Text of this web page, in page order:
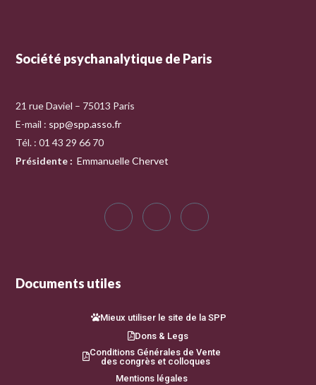
Société psychanalytique de Paris
21 rue Daviel – 75013 Paris
E-mail : spp@spp.asso.fr
Tél. : 01 43 29 66 70
Présidente : Emmanuelle Chervet
Documents utiles
Mieux utiliser le site de la SPP
Dons & Legs
Conditions Générales de Vente
des congrès et colloques
Mentions légales